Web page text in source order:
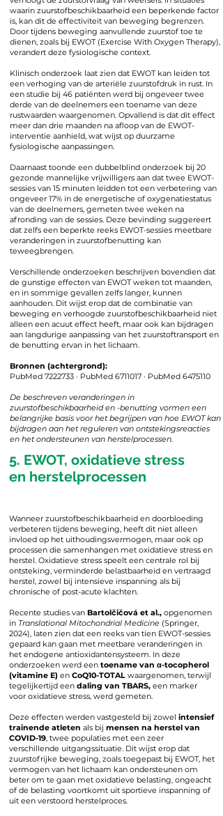
waarin zuurstofbeschikbaarheid een beperkende factor
is, kan dit de effectiviteit van beweging begrenzen.
Door tijdens beweging aanvullende zuurstof toe te
dienen, zoals bij EWOT (Exercise With Oxygen Therapy),
verandert deze fysiologische context.
Klinisch onderzoek laat zien dat EWOT kan leiden tot
een verhoging van de arteriële zuurstofdruk in rust. In
een studie bij 46 patiënten werd bij ongeveer twee
derde van de deelnemers een toename van deze
rustwaarden waargenomen. Opvallend is dat dit effect
meer dan drie maanden na afloop van de EWOT-
interventie aanhield, wat wijst op duurzame
fysiologische aanpassingen.
Daarnaast toonde een dubbelblind onderzoek bij 20
gezonde mannelijke vrijwilligers aan dat twee EWOT-
sessies van 15 minuten leidden tot een verbetering van
ongeveer 17% in de energetische of oxygenatiestatus
van de deelnemers, gemeten twee weken na
afronding van de sessies. Deze bevinding suggereert
dat zelfs een beperkte reeks EWOT-sessies meetbare
veranderingen in zuurstofbenutting kan
teweegbrengen.
Verschillende onderzoeken beschrijven bovendien dat
de gunstige effecten van EWOT weken tot maanden,
en in sommige gevallen zelfs langer, kunnen
aanhouden. Dit wijst erop dat de combinatie van
beweging en verhoogde zuurstofbeschikbaarheid niet
alleen een acuut effect heeft, maar ook kan bijdragen
aan langdurige aanpassing van het zuurstoftransport en
de benutting ervan in het lichaam.
Bronnen (achtergrond):
PubMed 7222733 · PubMed 6711017 · PubMed 6475110
De beschreven veranderingen in
zuurstofbeschikbaarheid en -benutting vormen een
belangrijke basis voor het begrijpen van hoe EWOT kan
bijdragen aan het reguleren van ontstekingsreacties
en het ondersteunen van herstelprocessen.
5. EWOT, oxidatieve stress
en herstelprocessen
Wanneer zuurstofbeschikbaarheid en doorbloeding
verbeteren tijdens beweging, heeft dit niet alleen
invloed op het uithoudingsvermogen, maar ook op
processen die samenhangen met oxidatieve stress en
herstel. Oxidatieve stress speelt een centrale rol bij
ontsteking, verminderde belastbaarheid en vertraagd
herstel, zowel bij intensieve inspanning als bij
chronische of post-acute klachten.
Recente studies van Bartolčičová et al., opgenomen
in Translational Mitochondrial Medicine (Springer,
2024), laten zien dat een reeks van tien EWOT-sessies
gepaard kan gaan met meetbare veranderingen in
het endogene antioxidantensysteem. In deze
onderzoeken werd een toename van α-tocopherol
(vitamine E) en CoQ10-TOTAL waargenomen, terwijl
tegelijkertijd een daling van TBARS, een marker
voor oxidatieve stress, werd gemeten.
Deze effecten werden vastgesteld bij zowel intensief
trainende atleten als bij mensen na herstel van
COVID-19, twee populaties met een zeer
verschillende uitgangssituatie. Dit wijst erop dat
zuurstofrijke beweging, zoals toegepast bij EWOT, het
vermogen van het lichaam kan ondersteunen om
beter om te gaan met oxidatieve belasting, ongeacht
of de belasting voortkomt uit sportieve inspanning of
uit een verstoord herstelproces.